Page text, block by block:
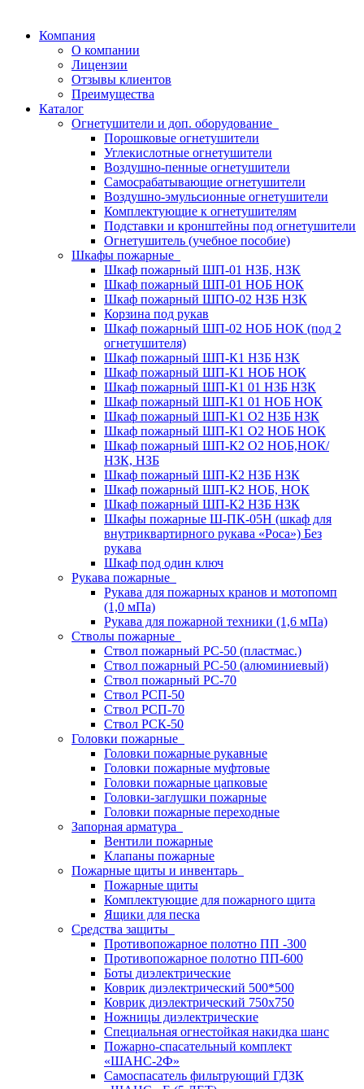
Компания
О компании
Лицензии
Отзывы клиентов
Преимущества
Каталог
Огнетушители и доп. оборудование
Порошковые огнетушители
Углекислотные огнетушители
Воздушно-пенные огнетушители
Самосрабатывающие огнетушители
Воздушно-эмульсионные огнетушители
Комплектующие к огнетушителям
Подставки и кронштейны под огнетушители
Огнетушитель (учебное пособие)
Шкафы пожарные
Шкаф пожарный ШП-01 НЗБ, НЗК
Шкаф пожарный ШП-01 НОБ НОК
Шкаф пожарный ШПО-02 НЗБ НЗК
Корзина под рукав
Шкаф пожарный ШП-02 НОБ НОК (под 2
огнетушителя)
Шкаф пожарный ШП-К1 НЗБ НЗК
Шкаф пожарный ШП-К1 НОБ НОК
Шкаф пожарный ШП-К1 01 НЗБ НЗК
Шкаф пожарный ШП-К1 01 НОБ НОК
Шкаф пожарный ШП-К1 О2 НЗБ НЗК
Шкаф пожарный ШП-К1 О2 НОБ НОК
Шкаф пожарный ШП-К2 О2 НОБ,НОК/
НЗК, НЗБ
Шкаф пожарный ШП-К2 НЗБ НЗК
Шкаф пожарный ШП-К2 НОБ, НОК
Шкаф пожарный ШП-К2 НЗБ НЗК
Шкафы пожарные Ш-ПК-05Н (шкаф для
внутриквартирного рукава «Роса») Без
рукава
Шкаф под один ключ
Рукава пожарные
Рукава для пожарных кранов и мотопомп
(1,0 мПа)
Рукава для пожарной техники (1,6 мПа)
Стволы пожарные
Ствол пожарный РС-50 (пластмас.)
Ствол пожарный РС-50 (алюминиевый)
Ствол пожарный РС-70
Ствол РСП-50
Ствол РСП-70
Ствол РСК-50
Головки пожарные
Головки пожарные рукавные
Головки пожарные муфтовые
Головки пожарные цапковые
Головки-заглушки пожарные
Головки пожарные переходные
Запорная арматура
Вентили пожарные
Клапаны пожарные
Пожарные щиты и инвентарь
Пожарные щиты
Комплектующие для пожарного щита
Ящики для песка
Средства защиты
Противопожарное полотно ПП -300
Противопожарное полотно ПП-600
Боты диэлектрические
Коврик диэлектрический 500*500
Коврик диэлектрический 750х750
Ножницы диэлектрические
Специальная огнестойкая накидка шанс
Пожарно-спасательный комплект
«ШАНС-2Ф»
Самоспасатель фильтрующий ГДЗК